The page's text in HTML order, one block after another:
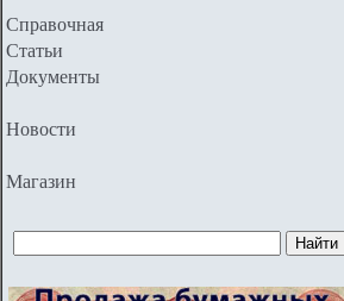
Справочная
Статьи
Документы
Новости
Магазин